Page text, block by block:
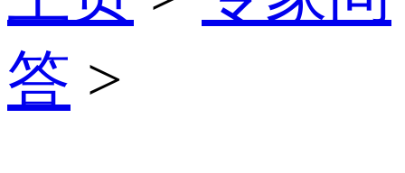
答 >